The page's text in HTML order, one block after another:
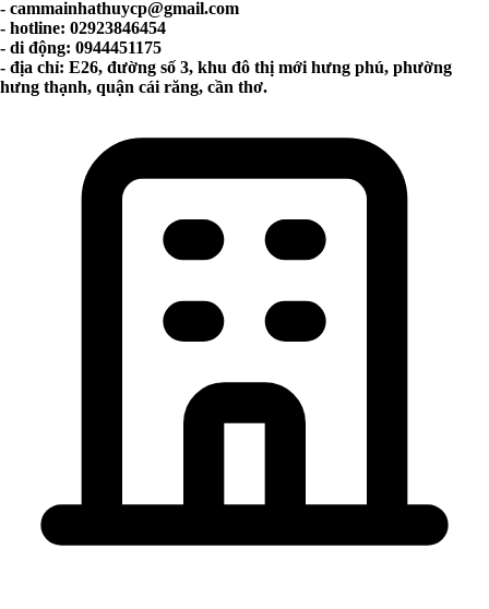
- cammainhathuycp@gmail.com
- hotline: 02923846454
- di động: 0944451175
- địa chỉ: E26, đường số 3, khu đô thị mới hưng phú, phường
hưng thạnh, quận cái răng, cần thơ.